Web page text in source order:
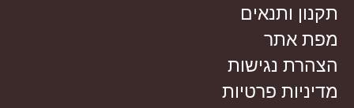
תקנון ותנאים
מפת אתר
הצהרת נגישות
מדיניות פרטיות